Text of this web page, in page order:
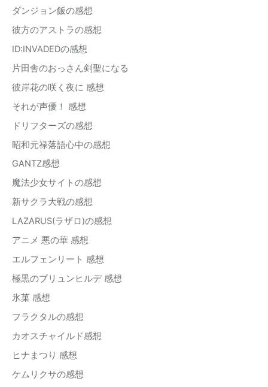
ダンジョン飯の感想
彼方のアストラの感想
ID:INVADEDの感想
片田舎のおっさん剣聖になる
彼岸花の咲く夜に 感想
それが声優！ 感想
ドリフターズの感想
昭和元禄落語心中の感想
GANTZ感想
魔法少女サイトの感想
新サクラ大戦の感想
LAZARUS(ラザロ)の感想
アニメ 悪の華 感想
エルフェンリート 感想
極黒のブリュンヒルデ 感想
氷菓 感想
フラクタルの感想
カオスチャイルド感想
ヒナまつり 感想
ケムリクサの感想